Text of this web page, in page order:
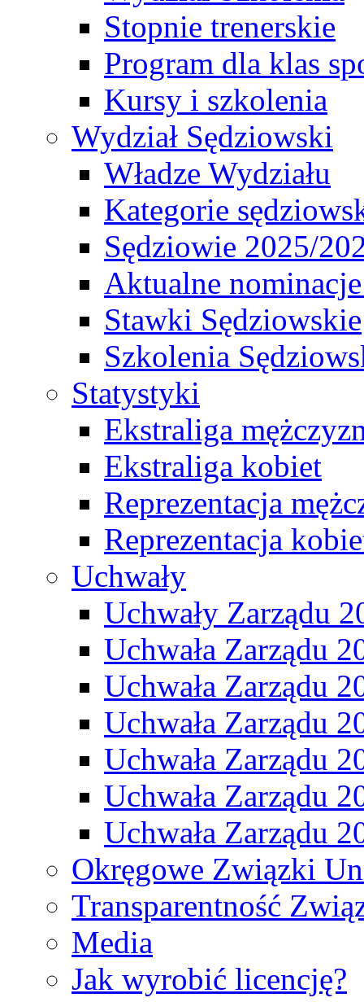
Stopnie trenerskie
Program dla klas
Kursy i szkolenia
Wydział Sędziowski
Władze Wydziału
Kategorie
Sędziowie 2025/
Aktualne
Stawki Sędziowskie
Szkolenia
Statystyki
Ekstraliga
Ekstraliga kobiet
Reprezentacja
Reprezentacja
Uchwały
Uchwały Zarządu
Uchwała Zarządu
Uchwała Zarządu
Uchwała Zarządu
Uchwała Zarządu
Uchwała Zarządu
Uchwała Zarządu
Okręgowe Związki
Transparentność
Media
Jak wyrobić licencję?